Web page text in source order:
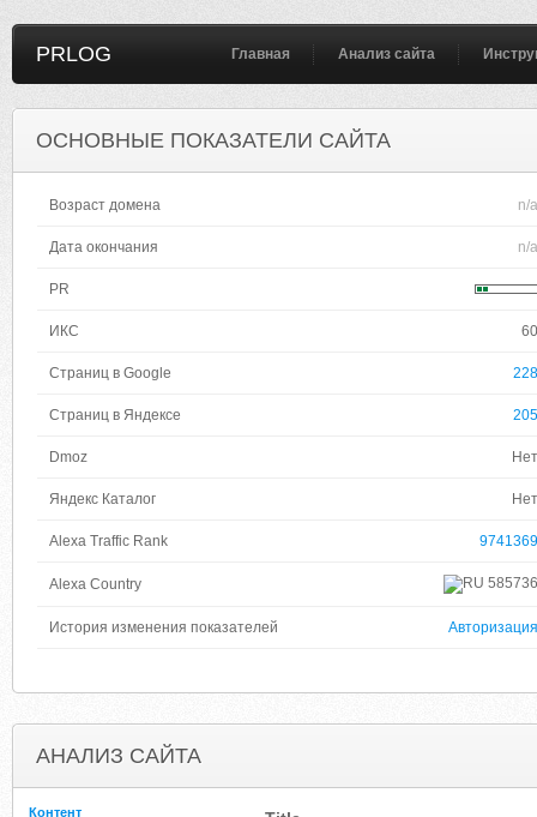
PRLOG Главная Анализ сайта
ОСНОВНЫЕ ПОКАЗАТЕЛИ САЙТА
Возраст домена n/a
Дата окончания n/a
PR
ИКС 60
Страниц в Google 228
Страниц в Яндексе 205
Dmoz Нет
Яндекс Каталог Нет
Alexa Traffic Rank 9741369
Alexa Country 585736
История изменения показателей Авторизация
АНАЛИЗ САЙТА
Контент